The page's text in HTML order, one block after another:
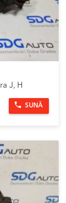
J, H
SUNĂ